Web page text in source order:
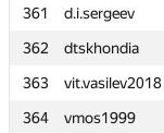
361
d.i.sergeev
362
dtskhondia
363
vit.vasilev2018
364
vmos1999
361
d.i.sergeev
362
dtskhondia
363
vit.vasilev2018
364
vmos1999